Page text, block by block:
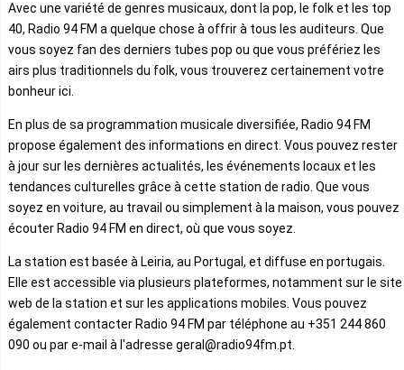
Avec une variété de genres musicaux, dont la pop, le folk et les top
40, Radio 94 FM a quelque chose à offrir à tous les auditeurs. Que
vous soyez fan des derniers tubes pop ou que vous préfériez les
airs plus traditionnels du folk, vous trouverez certainement votre
bonheur ici.
En plus de sa programmation musicale diversifiée, Radio 94 FM
propose également des informations en direct. Vous pouvez rester
à jour sur les dernières actualités, les événements locaux et les
tendances culturelles grâce à cette station de radio. Que vous
soyez en voiture, au travail ou simplement à la maison, vous pouvez
écouter Radio 94 FM en direct, où que vous soyez.
La station est basée à Leiria, au Portugal, et diffuse en portugais.
Elle est accessible via plusieurs plateformes, notamment sur le site
web de la station et sur les applications mobiles. Vous pouvez
également contacter Radio 94 FM par téléphone au +351 244 860
090 ou par e-mail à l'adresse geral@radio94fm.pt.